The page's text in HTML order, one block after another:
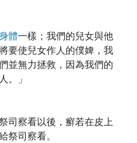
體一樣；我們的兒女與他
要使兒女作人的僕婢，我
並無力拯救，因為我們的
。」
司察看以後，癬若在皮上
祭司察看。